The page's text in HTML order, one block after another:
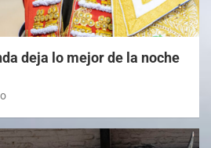
deja lo mejor de la noche